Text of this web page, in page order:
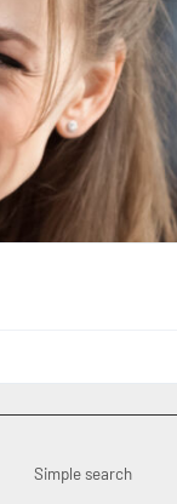
Simple search